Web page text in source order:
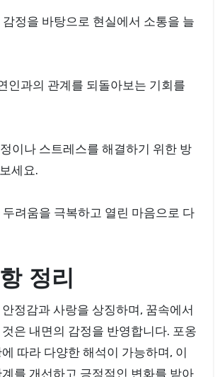
정을 바탕으로 현실에서 소통을 늘
인과의 관계를 되돌아보는 기회를
이나 스트레스를 해결하기 위한 방
세요.
려움을 극복하고 열린 마음으로 다
정리
정감과 사랑을 상징하며, 꿈속에서
은 내면의 감정을 반영합니다. 포옹
따라 다양한 해석이 가능하며, 이
를 개선하고 긍정적인 변화를 받아